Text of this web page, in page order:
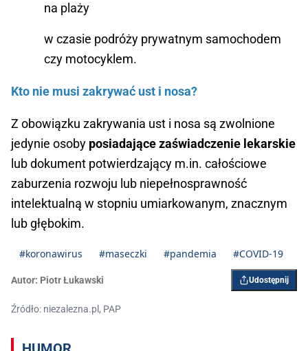
na plaży
w czasie podróży prywatnym samochodem
czy motocyklem.
Kto nie musi zakrywać ust i nosa?
Z obowiązku zakrywania ust i nosa są zwolnione
jedynie osoby posiadające zaświadczenie lekarskie
lub dokument potwierdzający m.in. całościowe
zaburzenia rozwoju lub niepełnosprawność
intelektualną w stopniu umiarkowanym, znacznym
lub głębokim.
#koronawirus #maseczki #pandemia #COVID-19
Autor: Piotr Łukawski Udostępnij
Źródło: niezalezna.pl, PAP